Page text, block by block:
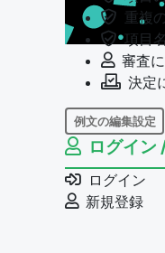
重複
項目
審査
決定
例文の編集設定
例文
例文
例文
審査
ログイン
ログイン
新規登録